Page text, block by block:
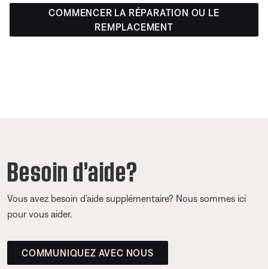
COMMENCER LA RÉPARATION OU LE
REMPLACEMENT
Besoin d’aide?
Vous avez besoin d’aide supplémentaire? Nous sommes ici
pour vous aider.
COMMUNIQUEZ AVEC NOUS